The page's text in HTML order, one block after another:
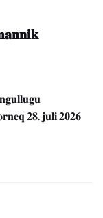
𝟐𝟖. 𝐣𝐮𝐥𝐢 𝟐𝟎𝟐𝟔